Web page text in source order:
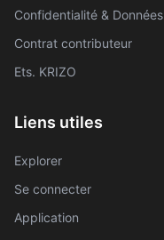
Confidentialité & Données
Contrat contributeur
Ets. KRIZO
Liens utiles
Explorer
Se connecter
Application